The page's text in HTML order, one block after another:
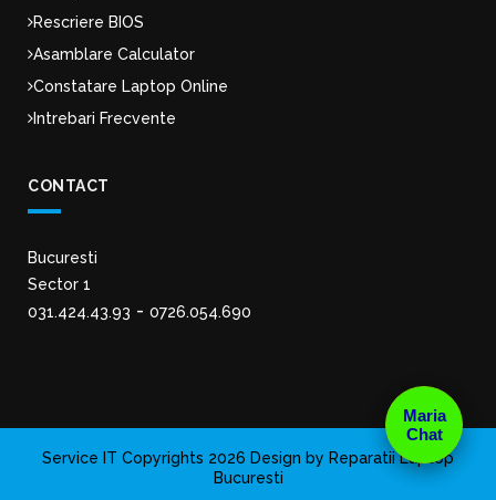
Rescriere BIOS
Asamblare Calculator
Constatare Laptop Online
Intrebari Frecvente
CONTACT
Bucuresti
Sector 1
031.424.43.93 - 0726.054.690
Maria
Chat
Service IT Copyrights 2026 Design by Reparatii Laptop
Bucuresti